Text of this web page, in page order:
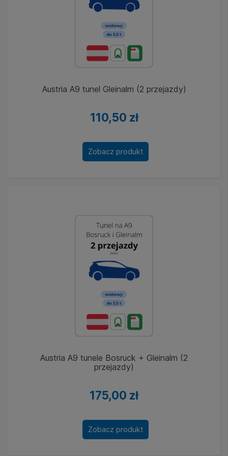
Austria A9 tunel Gleinalm (2 przejazdy)
110,50 zł
Zobacz produkt
Austria A9 tunele Bosruck + Gleinalm (2
przejazdy)
175,00 zł
Zobacz produkt